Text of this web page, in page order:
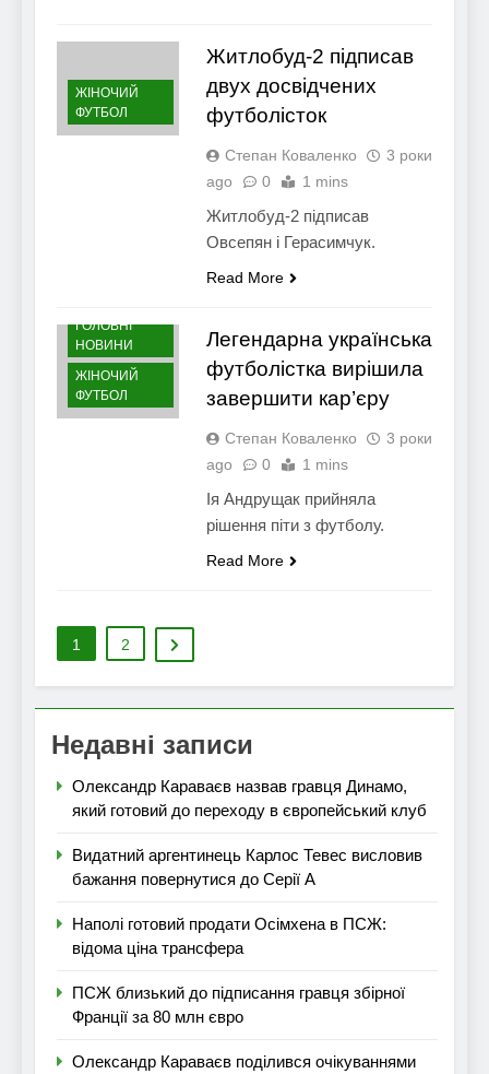
ЖІНОЧИЙ
ФУТБОЛ
Житлобуд-2 підписав
двух досвідчених
футболісток
Степан Коваленко
3 роки
ago
0 1 mins
Житлобуд-2 підписав
Овсепян і Герасимчук.
Read More
ГОЛОВНІ
НОВИНИ
ЖІНОЧИЙ
ФУТБОЛ
Легендарна українська
футболістка вирішила
завершити кар’єру
Степан Коваленко
3 роки
ago
0 1 mins
Ія Андрущак прийняла
рішення піти з футболу.
Read More
1 2
Недавні записи
Олександр Караваєв назвав гравця Динамо,
який готовий до переходу в європейський клуб
Видатний аргентинець Карлос Тевес висловив
бажання повернутися до Серії А
Наполі готовий продати Осімхена в ПСЖ:
відома ціна трансфера
ПСЖ близький до підписання гравця збірної
Франції за 80 млн євро
Олександр Караваєв поділився очікуваннями